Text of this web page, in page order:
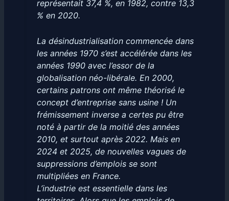
représentait 37,4 %, en 1982, contre 13,3
% en 2020.
La désindustrialisation commencée dans
les années 1970 s’est accélérée dans les
années 1990 avec l’essor de la
globalisation néo-libérale. En 2000,
certains patrons ont même théorisé le
concept d’entreprise sans usine ! Un
frémissement inverse a certes pu être
noté à partir de la moitié des années
2010, et surtout après 2022. Mais en
2024 et 2025, de nouvelles vagues de
suppressions d’emplois se sont
multipliées en France.
L’industrie est essentielle dans les